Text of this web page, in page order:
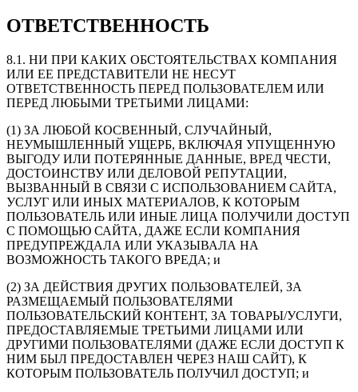
ОТВЕТСТВЕННОСТЬ
8.1. НИ ПРИ КАКИХ ОБСТОЯТЕЛЬСТВАХ КОМПАНИЯ
ИЛИ ЕЕ ПРЕДСТАВИТЕЛИ НЕ НЕСУТ
ОТВЕТСТВЕННОСТЬ ПЕРЕД ПОЛЬЗОВАТЕЛЕМ ИЛИ
ПЕРЕД ЛЮБЫМИ ТРЕТЬИМИ ЛИЦАМИ:
(1) ЗА ЛЮБОЙ КОСВЕННЫЙ, СЛУЧАЙНЫЙ,
НЕУМЫШЛЕННЫЙ УЩЕРБ, ВКЛЮЧАЯ УПУЩЕННУЮ
ВЫГОДУ ИЛИ ПОТЕРЯННЫЕ ДАННЫЕ, ВРЕД ЧЕСТИ,
ДОСТОИНСТВУ ИЛИ ДЕЛОВОЙ РЕПУТАЦИИ,
ВЫЗВАННЫЙ В СВЯЗИ С ИСПОЛЬЗОВАНИЕМ САЙТА,
УСЛУГ ИЛИ ИНЫХ МАТЕРИАЛОВ, К КОТОРЫМ
ПОЛЬЗОВАТЕЛЬ ИЛИ ИНЫЕ ЛИЦА ПОЛУЧИЛИ ДОСТУП
С ПОМОЩЬЮ САЙТА, ДАЖЕ ЕСЛИ КОМПАНИЯ
ПРЕДУПРЕЖДАЛА ИЛИ УКАЗЫВАЛА НА
ВОЗМОЖНОСТЬ ТАКОГО ВРЕДА; и
(2) ЗА ДЕЙСТВИЯ ДРУГИХ ПОЛЬЗОВАТЕЛЕЙ, ЗА
РАЗМЕЩАЕМЫЙ ПОЛЬЗОВАТЕЛЯМИ
ПОЛЬЗОВАТЕЛЬСКИЙ КОНТЕНТ, ЗА ТОВАРЫ/УСЛУГИ,
ПРЕДОСТАВЛЯЕМЫЕ ТРЕТЬИМИ ЛИЦАМИ ИЛИ
ДРУГИМИ ПОЛЬЗОВАТЕЛЯМИ (ДАЖЕ ЕСЛИ ДОСТУП К
НИМ БЫЛ ПРЕДОСТАВЛЕН ЧЕРЕЗ НАШ САЙТ), К
КОТОРЫМ ПОЛЬЗОВАТЕЛЬ ПОЛУЧИЛ ДОСТУП; и